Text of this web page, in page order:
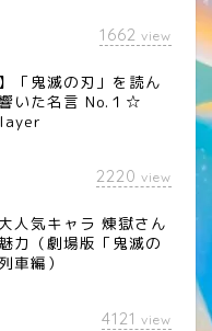
1662 view
「鬼滅の刃」を読ん
いた名言 No.１☆
2220 view
人気キャラ 煉󠄁獄さん
力（劇場版「鬼滅の
車編）
4121 view